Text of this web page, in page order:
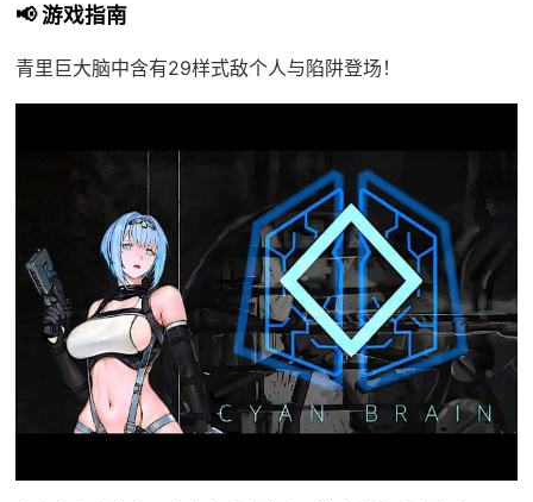
📢 游戏指南
青里巨大脑中含有29样式敌个人与陷阱登场！